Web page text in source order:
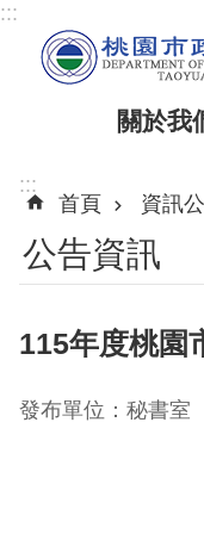
:::
關於我
:::
首頁
資訊
公告資訊
115年度桃園
發布單位：秘書室